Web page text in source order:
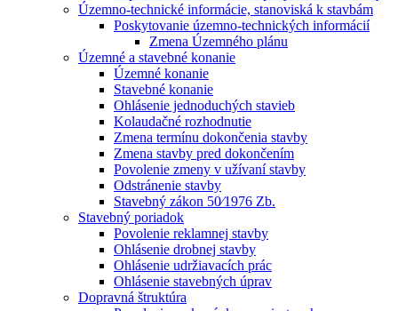
Územno-technické informácie, stanoviská k stavbám
Poskytovanie územno-technických informácií
Zmena Územného plánu
Územné a stavebné konanie
Územné konanie
Stavebné konanie
Ohlásenie jednoduchých stavieb
Kolaudačné rozhodnutie
Zmena termínu dokončenia stavby
Zmena stavby pred dokončením
Povolenie zmeny v užívaní stavby
Odstránenie stavby
Stavebný zákon 50⁄1976 Zb.
Stavebný poriadok
Povolenie reklamnej stavby
Ohlásenie drobnej stavby
Ohlásenie udržiavacích prác
Ohlásenie stavebných úprav
Dopravná štruktúra